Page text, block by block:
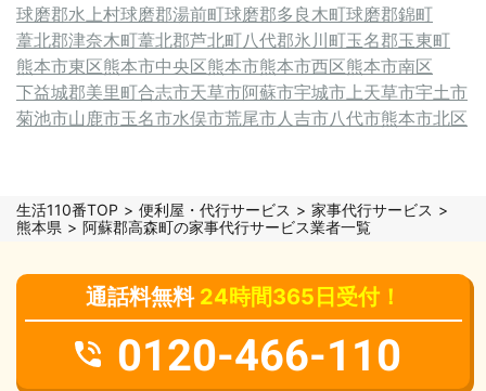
球磨郡水上村球磨郡湯前町球磨郡多良木町球磨郡錦町
葦北郡津奈木町葦北郡芦北町八代郡氷川町玉名郡玉東町
熊本市東区熊本市中央区熊本市熊本市西区熊本市南区
下益城郡美里町合志市天草市阿蘇市宇城市 上天草市宇土市
菊池市山鹿市玉名市水俣市荒尾市 人吉市八代市熊本市北区
生活110番TOP 便利屋・代行サービス
家事代行サービス
熊本県
阿蘇郡高森町の家事代行サービス業者一覧
通話料無料 24時間365日受付！
0120-466-110